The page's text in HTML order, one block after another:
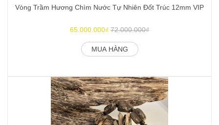
Vòng Trầm Hương Chìm Nước Tự Nhiên Đốt Trúc 12mm VIP
65.000.000₫ 72.000.000₫
MUA HÀNG